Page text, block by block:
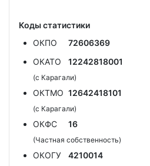
Коды статистики
ОКПО
72606369
ОКАТО
12242818001
(с Карагали)
ОКТМО 12642418101
(с Карагали)
ОКФС 16
(Частная собственность)
ОКОГУ 4210014